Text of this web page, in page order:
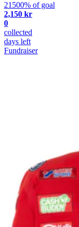
21500% of goal
2,150 kr
0
collected
days left
Fundraiser